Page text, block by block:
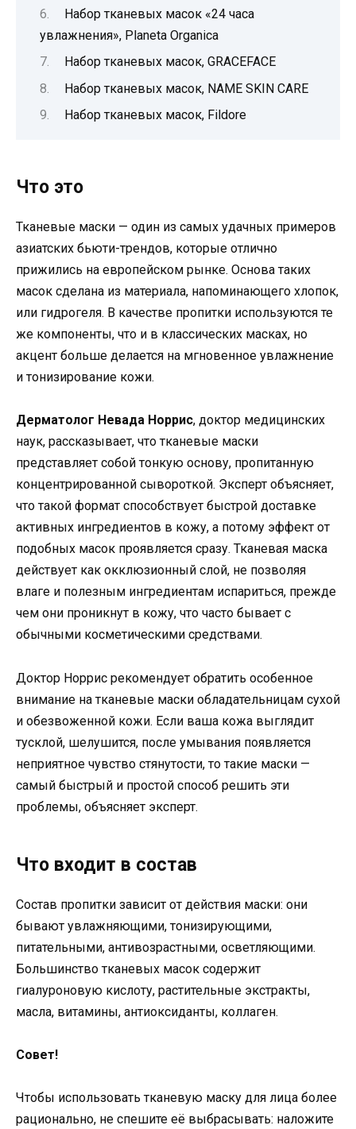
Набор тканевых масок «24 часа
увлажнения», Planeta Organica
Набор тканевых масок, GRACEFACE
Набор тканевых масок, NAME SKIN CARE
Набор тканевых масок, Fildore
Что это
Тканевые маски — один из самых удачных примеров
азиатских бьюти-трендов, которые отлично
прижились на европейском рынке. Основа таких
масок сделана из материала, напоминающего хлопок,
или гидрогеля. В качестве пропитки используются те
же компоненты, что и в классических масках, но
акцент больше делается на мгновенное увлажнение
и тонизирование кожи.
Дерматолог Невада Норрис, доктор медицинских
наук, рассказывает, что тканевые маски
представляет собой тонкую основу, пропитанную
концентрированной сывороткой. Эксперт объясняет,
что такой формат способствует быстрой доставке
активных ингредиентов в кожу, а потому эффект от
подобных масок проявляется сразу. Тканевая маска
действует как окклюзионный слой, не позволяя
влаге и полезным ингредиентам испариться, прежде
чем они проникнут в кожу, что часто бывает с
обычными косметическими средствами.
Доктор Норрис рекомендует обратить особенное
внимание на тканевые маски обладательницам сухой
и обезвоженной кожи. Если ваша кожа выглядит
тусклой, шелушится, после умывания появляется
неприятное чувство стянутости, то такие маски —
самый быстрый и простой способ решить эти
проблемы, объясняет эксперт.
Что входит в состав
Состав пропитки зависит от действия маски: они
бывают увлажняющими, тонизирующими,
питательными, антивозрастными, осветляющими.
Большинство тканевых масок содержит
гиалуроновую кислоту, растительные экстракты,
масла, витамины, антиоксиданты, коллаген.
Совет!
Чтобы использовать тканевую маску для лица более
рационально, не спешите её выбрасывать: наложите